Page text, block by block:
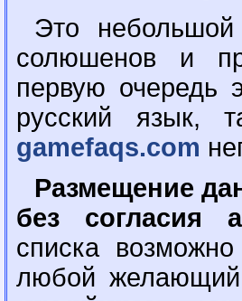
Это
солюшенов и
первую очередь
русский язык,
gamefaqs.com
Размещение
без согласия
списка
любой желающий